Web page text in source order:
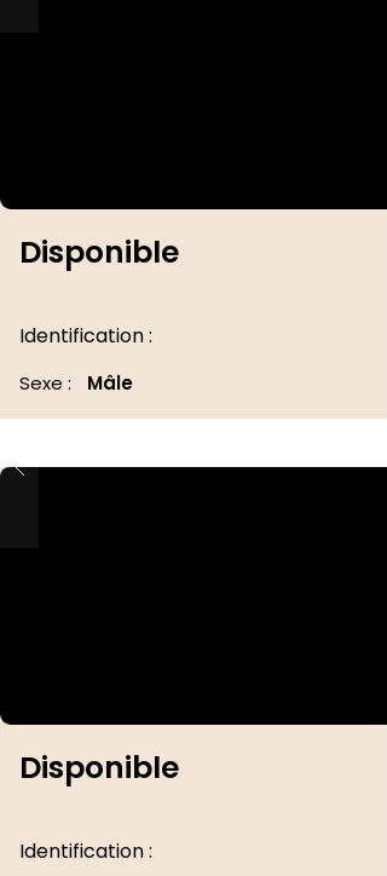
Disponible
Identification :
Sexe : Mâle
Disponible
Identification :